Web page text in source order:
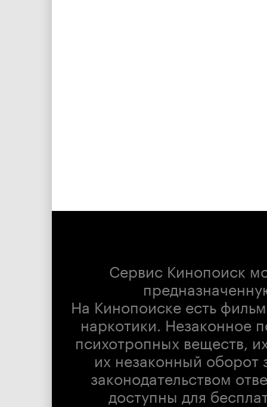
Сервис Кинопоиск
На Кинопоиске есть
наркотики. Незаконное
психотропных веществ,
их незаконный оборот
законодательством
доступны для